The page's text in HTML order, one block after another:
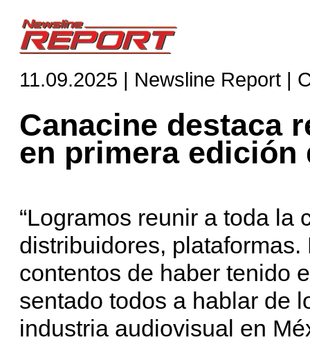
11.09.2025 | Newsline Report |
Canacine destaca
en primera edición
“Logramos reunir a toda la
distribuidores,
contentos de haber tenido
sentado todos a hablar de
industria audiovisual en